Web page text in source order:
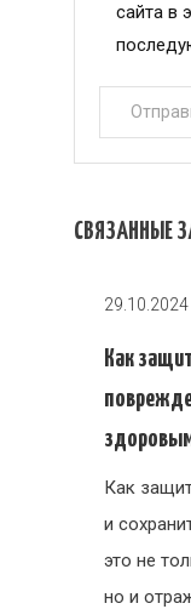
сайта в
СВЯЗАННЫЕ
29.10.2024
Как
Как
и
это не
но и